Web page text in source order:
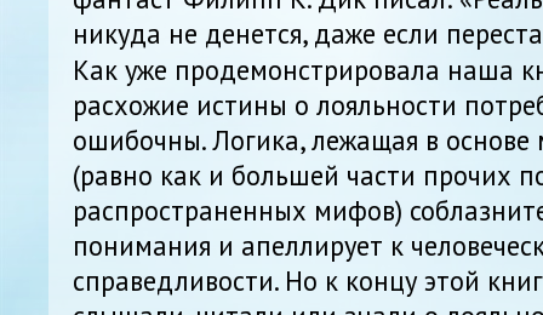
никуда не денется, даже если
Как уже продемонстрировала наша
расхожие истины о лояльности
ошибочны. Логика, лежащая в основе
(равно как и большей части прочих
распространенных мифов)
понимания и апеллирует к
справедливости. Но к концу этой